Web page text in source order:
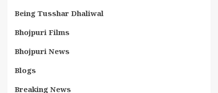
Being Tusshar Dhaliwal
Bhojpuri Films
Bhojpuri News
Blogs
Breaking News